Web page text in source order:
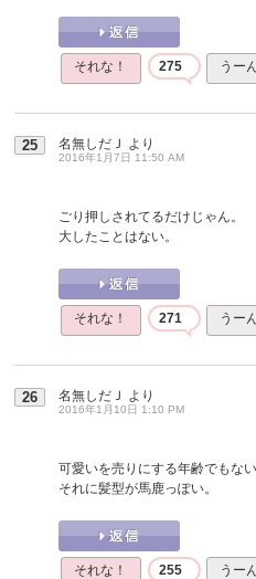
それな！ 275 うー
25 名無しだＪ より
2016年1月7日 11:50 AM
ごり押しされてるだけじゃん。
大したことはない。
それな！ 271 うー
26 名無しだＪ より
2016年1月10日 1:10 PM
可愛いを売りにする年齢でもない
それに髪型が馬鹿っぽい。
それな！ 255 うー